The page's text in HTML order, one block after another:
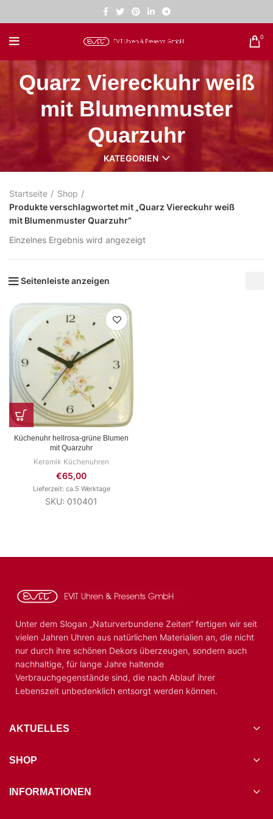
0
Quarz Viereckuhr weiß
mit Blumenmuster
Quarzuhr
KATEGORIEN
Startseite
Shop
Produkte verschlagwortet mit „Quarz Viereckuhr weiß
mit Blumenmuster Quarzuhr“
Einzelnes Ergebnis wird angezeigt
Seitenleiste anzeigen
Küchenuhr hellrosa-grüne Blumen
mit Quarzuhr
Keramik Küchenuhren
€65,00
Lieferzeit: ca.5 Werktage
SKU: 010401
Unter dem Slogan „Naturverbundene Zeiten“ fertigen wir seit
vielen Jahren Uhren aus natürlichen Materialien an, die nicht
nur durch ihre schönen Dekors überzeugen, sondern auch
nachhaltige, für lange Jahre haltende
Verbrauchgegenstände sind, die nach Ablauf ihrer
Lebenszeit unbedenklich entsorgt werden können.
AKTUELLES
SHOP
INFORMATIONEN